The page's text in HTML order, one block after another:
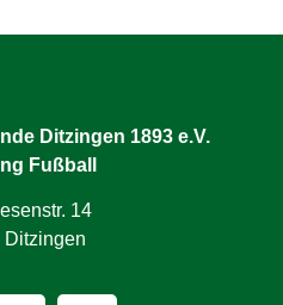
Ditzingen 1893 e.V.
Fußball
14
Ditzingen